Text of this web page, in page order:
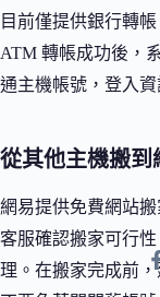
目前僅提供銀行轉
ATM 轉帳成功後，
通主機帳號，登入
從其他主機搬到
網易提供免費網站
客服確認搬家可行
理。在搬家完成前